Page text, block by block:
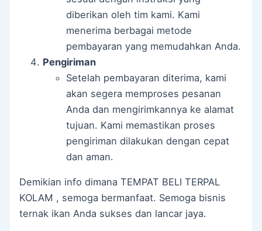
diberikan oleh tim kami. Kami
menerima berbagai metode
pembayaran yang memudahkan Anda.
Pengiriman
Setelah pembayaran diterima, kami
akan segera memproses pesanan
Anda dan mengirimkannya ke alamat
tujuan. Kami memastikan proses
pengiriman dilakukan dengan cepat
dan aman.
Demikian info dimana TEMPAT BELI TERPAL
KOLAM , semoga bermanfaat. Semoga bisnis
ternak ikan Anda sukses dan lancar jaya.